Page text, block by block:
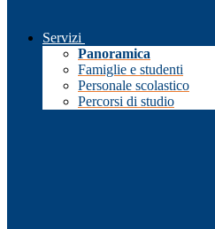
Servizi
Panoramica
Famiglie e studenti
Personale scolastico
Percorsi di studio